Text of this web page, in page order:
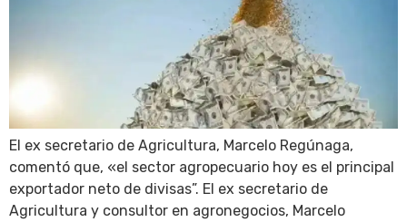
El ex secretario de Agricultura, Marcelo Regúnaga,
comentó que, «el sector agropecuario hoy es el principal
exportador neto de divisas”. El ex secretario de
Agricultura y consultor en agronegocios, Marcelo